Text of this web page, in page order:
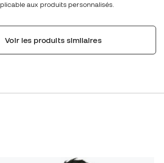
aux produits personnalisés.
Voir les produits similaires